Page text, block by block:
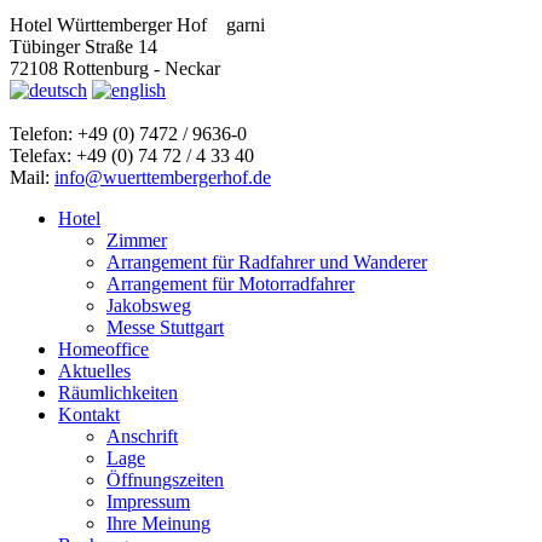
Hotel Württemberger Hof
garni
Tübinger Straße 14
72108 Rottenburg - Neckar
Telefon: +49 (0) 7472 / 9636-0
Telefax: +49 (0) 74 72 / 4 33 40
Mail: info@wuerttembergerhof.de
Hotel
Zimmer
Arrangement für Radfahrer und Wanderer
Arrangement für Motorradfahrer
Jakobsweg
Messe Stuttgart
Homeoffice
Aktuelles
Räumlichkeiten
Kontakt
Anschrift
Lage
Öffnungszeiten
Impressum
Ihre Meinung